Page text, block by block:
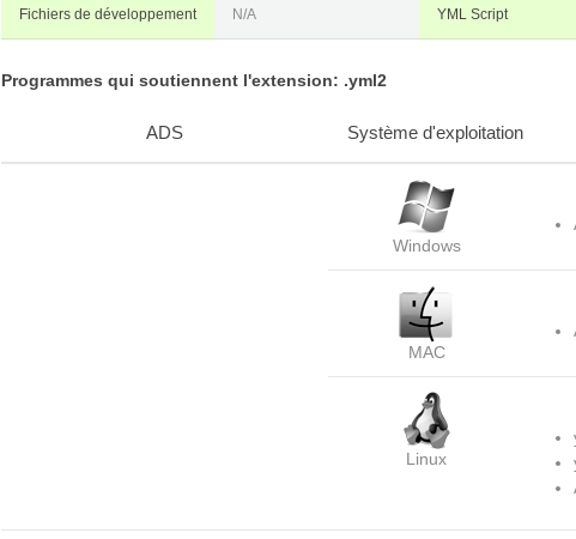
Fichiers de développement N/A YML Script
Programmes qui soutiennent l'extension: .yml2
ADS Système d'exploitation
Windows
MAC
Linux